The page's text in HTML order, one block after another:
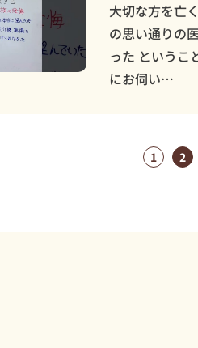
大切な方を亡
の思い通りの
った というこ
にお伺い…
1 2